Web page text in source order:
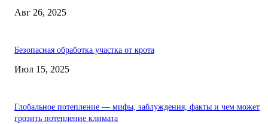
Авг 26, 2025
Безопасная обработка участка от крота
Июл 15, 2025
Глобальное потепление — мифы, заблуждения, факты и чем может
грозить потепление климата